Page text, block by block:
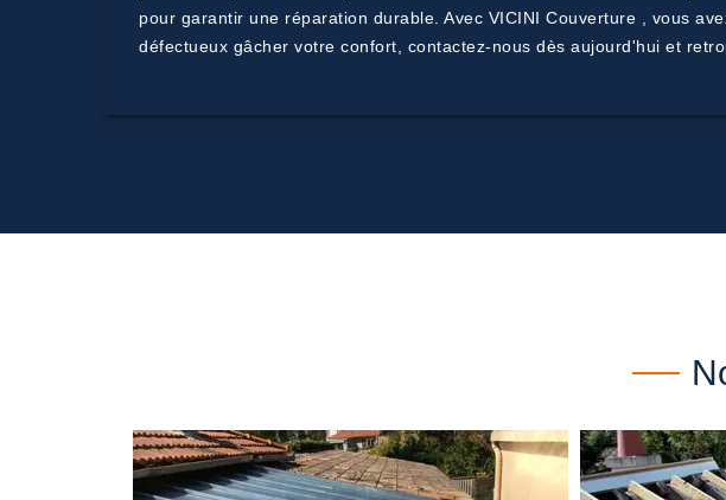
pour garantir une réparation durable. Avec VICINI Couverture , vous
défectueux gâcher votre confort, contactez-nous dès aujourd'hui et